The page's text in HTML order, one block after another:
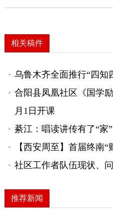
相关稿件
乌鲁木齐全面推行“四知
合阳县凤凰社区《国学
月1日开课
綦江：唱读讲传有了“家
【西安周至】首届终南
社区工作者队伍现状、
推荐新闻